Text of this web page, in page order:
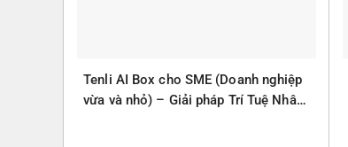
Tenli AI Box cho SME (Doanh nghiệp
vừa và nhỏ) – Giải pháp Trí Tuệ Nhân